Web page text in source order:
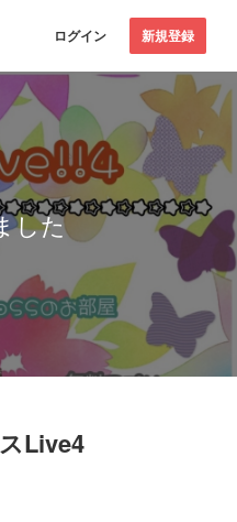
ログイン 新規登録
した
Live4